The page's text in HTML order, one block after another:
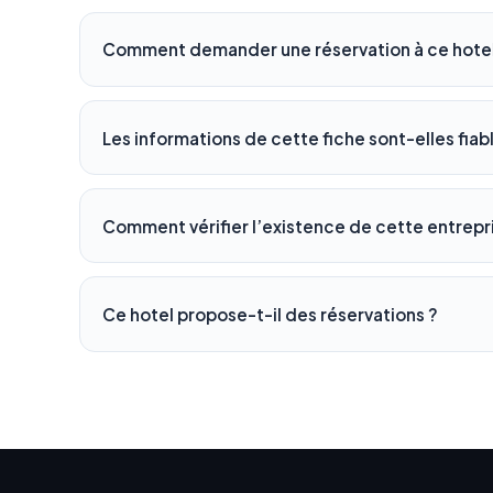
Comment demander une réservation à ce
Les informations de cette fiche sont-elles
Comment vérifier l’existence de cette
Ce hotel propose-t-il des réservations ?